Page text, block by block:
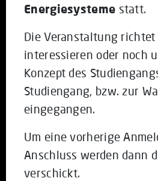
Energiesysteme statt.
Die Veranstaltung
interessieren oder noch
Konzept des
Studiengang, bzw. zur
eingegangen.
Um eine vorherige
Anschluss werden dann
verschickt.